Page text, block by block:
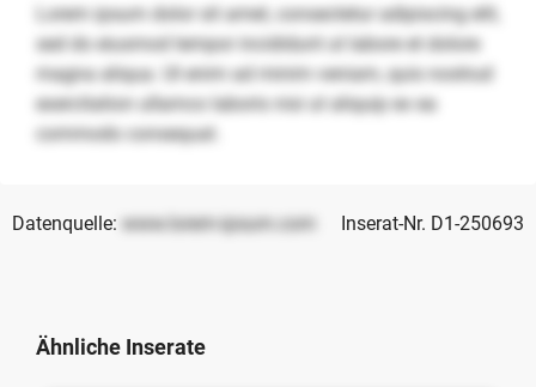
Lorem ipsum dolor sit amet, consectetur adipiscing elit,
sed do eiusmod tempor incididunt ut labore et dolore
magna aliqua. Ut enim ad minim veniam, quis nostrud
exercitation ullamco laboris nisi ut aliquip ex ea
commodo consequat.
Datenquelle: www.lorem-ipsum.com Inserat-Nr. D1-250693
Ähnliche Inserate